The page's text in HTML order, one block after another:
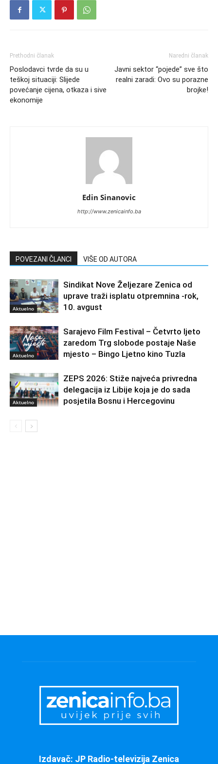
Prethodni članak
Poslodavci tvrde da su u
teškoj situaciji: Slijede
povećanje cijena, otkaza i sive
ekonomije
Naredni članak
Javni sektor “pojede” sve što
realni zaradi: Ovo su porazne
brojke!
Edin Sinanovic
http://www.zenicainfo.ba
POVEZANI ČLANCI VIŠE OD AUTORA
Aktuelno
Sindikat Nove Željezare Zenica od
uprave traži isplatu otpremnina -rok,
10. avgust
Aktuelno
Sarajevo Film Festival – Četvrto ljeto
zaredom Trg slobode postaje Naše
mjesto – Bingo Ljetno kino Tuzla
Aktuelno
ZEPS 2026: Stiže najveća privredna
delegacija iz Libije koja je do sada
posjetila Bosnu i Hercegovinu
Izdavač: JP Radio-televizija Zenica